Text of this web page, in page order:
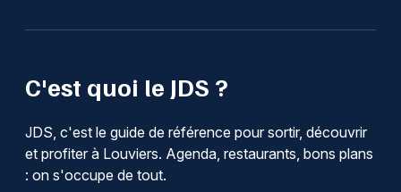
C'est quoi le JDS ?
JDS, c'est le guide de référence pour sortir, découvrir
et profiter à Louviers. Agenda, restaurants, bons plans
: on s'occupe de tout.